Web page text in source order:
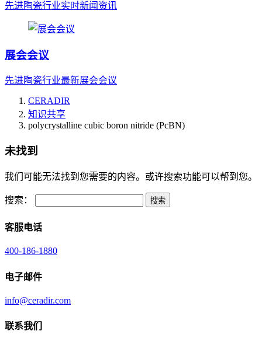
先进陶瓷行业实时新闻资讯
展会会议
先进陶瓷行业最新展会会议
CERADIR
知识共享
polycrystalline cubic boron nitride (PcBN)
未找到
我们可能无法找到您需要的内容。或许搜索功能可以帮到您。
搜索：
客服电话
400-186-1880
电子邮件
info@ceradir.com
联系我们